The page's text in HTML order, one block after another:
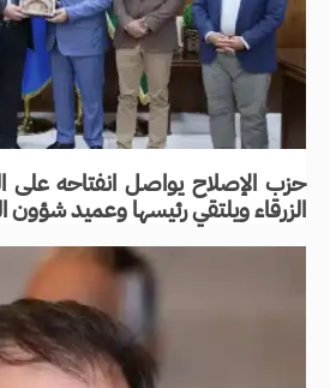
حزب الإصلاح يواصل انفتاحه على
الزرقاء ويلتقي رئيسها وعميد شؤون